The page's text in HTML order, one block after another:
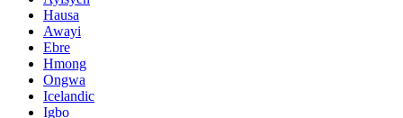
Hausa
Awayi
Ebre
Hmong
Ongwa
Icelandic
Igbo